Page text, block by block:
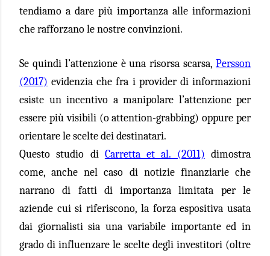
tendiamo a dare più importanza alle informazioni
che rafforzano le nostre convinzioni.
Se quindi l’attenzione è una risorsa scarsa, Persson
(2017) evidenzia che fra i provider di informazioni
esiste un incentivo a manipolare l’attenzione per
essere più visibili (o attention-grabbing) oppure per
orientare le scelte dei destinatari.
Questo studio di Carretta et al. (2011) dimostra
come, anche nel caso di notizie finanziarie che
narrano di fatti di importanza limitata per le
aziende cui si riferiscono, la forza espositiva usata
dai giornalisti sia una variabile importante ed in
grado di influenzare le scelte degli investitori (oltre